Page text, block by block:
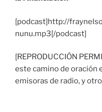
[podcast]http://
nunu.mp3[/podcast]
[REPRODUCCIÓN
este camino de oración
emisoras de radio, y